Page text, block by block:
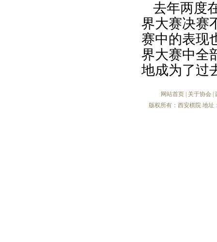
去年两度
界大赛决赛
赛中的表现
界大赛中全
地成为了过
网站首页 关于协会
版权所有：西安棋院 地址